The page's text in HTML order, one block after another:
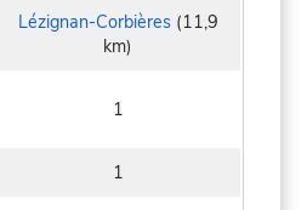
Lézignan-Corbières(11,9
km)
1
1